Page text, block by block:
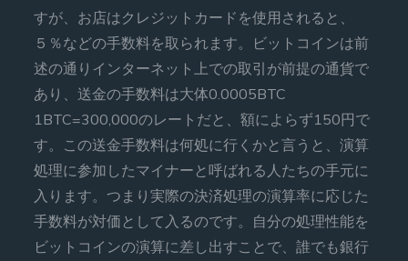
すが、お店はクレジットカードを使用されると、
５％などの手数料を取られます。ビットコインは前
述の通りインターネット上での取引が前提の通貨で
あり、送金の手数料は大体0.0005BTC
1BTC=300,000のレートだと、額によらず150円で
す。この送金手数料は何処に行くかと言うと、演算
処理に参加したマイナーと呼ばれる人たちの手元に
入ります。つまり実際の決済処理の演算率に応じた
手数料が対価として入るのです。自分の処理性能を
ビットコインの演算に差し出すことで、誰でも銀行